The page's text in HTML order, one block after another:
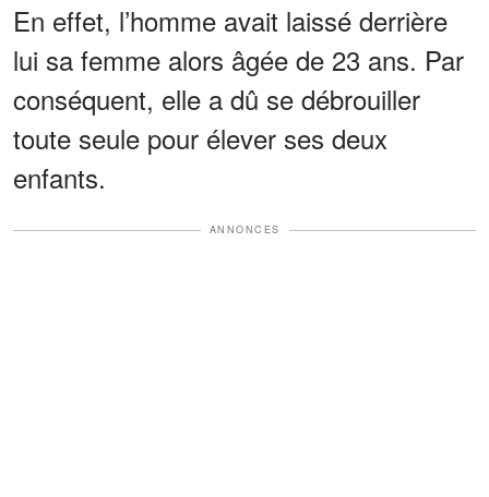
En effet, l’homme avait laissé derrière
lui sa femme alors âgée de 23 ans. Par
conséquent, elle a dû se débrouiller
toute seule pour élever ses deux
enfants.
ANNONCES